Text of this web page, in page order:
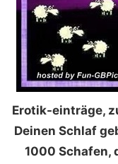
Erotik-einträge,
Deinen Schlaf
1000 Schafen,